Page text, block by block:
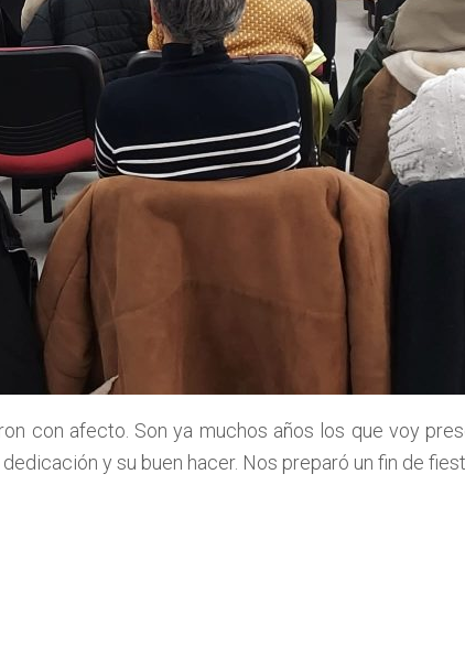
con afecto. Son ya muchos años los que voy
y su buen hacer. Nos preparó un fin de